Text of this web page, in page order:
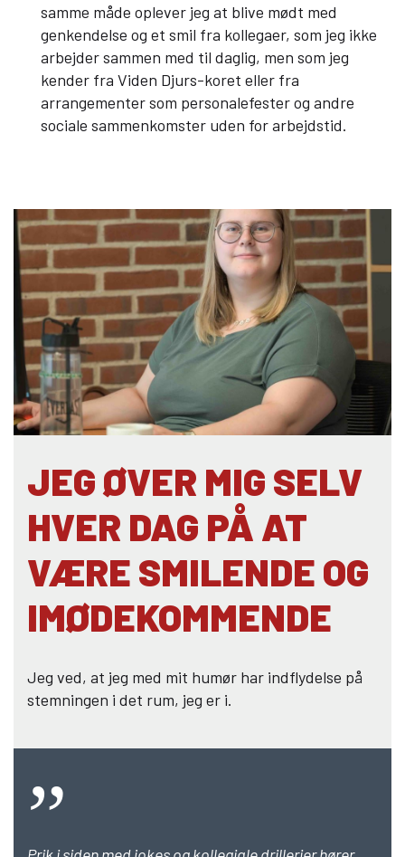
samme måde oplever jeg at blive mødt med
genkendelse og et smil fra kollegaer, som jeg ikke
arbejder sammen med til daglig, men som jeg
kender fra Viden Djurs-koret eller fra
arrangementer som personalefester og andre
sociale sammenkomster uden for arbejdstid.
JEG ØVER MIG SELV
HVER DAG PÅ AT
VÆRE SMILENDE OG
IMØDEKOMMENDE
Jeg ved, at jeg med mit humør har indflydelse på
stemningen i det rum, jeg er i.